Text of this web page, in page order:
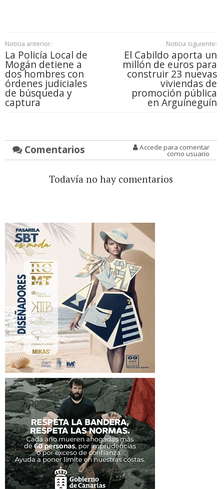
Noticia anterior:
La Policía Local de
Mogán detiene a
dos hombres con
órdenes judiciales
de búsqueda y
captura
Noticia siguiente:
El Cabildo aporta un
millón de euros para
construir 23 nuevas
viviendas de
promoción pública
en Arguineguín
Comentarios Accede para comentar
como usuario
Todavía no hay comentarios